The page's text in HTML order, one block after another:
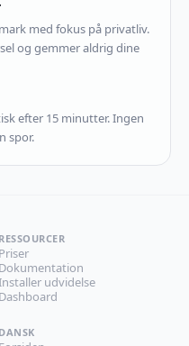
med fokus på privatliv.
og gemmer aldrig dine
efter 15 minutter. Ingen
spor.
RESSOURCER
Priser
Dokumentation
udvidelse
Dashboard
DANSK